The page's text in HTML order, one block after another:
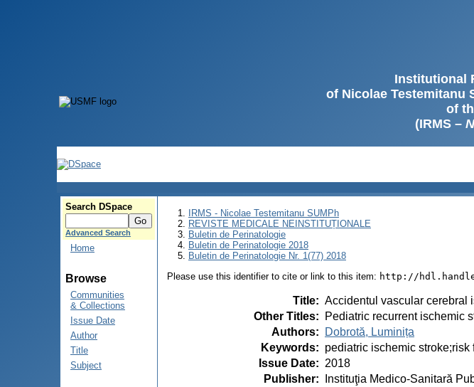
Institutional
of Nicolae Testemitanu
of
(IRMS –
Search DSpace
Advanced Search
Home
Browse
Communities
& Collections
Issue Date
Author
Title
Subject
IRMS - Nicolae Testemitanu SUMPh
REVISTE MEDICALE NEINSTITUȚIONALE
Buletin de Perinatologie
Buletin de Perinatologie 2018
Buletin de Perinatologie Nr. 1(77) 2018
Please use this identifier to cite or link to this item: http://
Title: Accidentul vascular cerebral
Other Titles:
Pediatric recurrent ischemic
Authors:
Dobrotă, Luminița
Keywords: pediatric ischemic stroke;risk
Issue Date: 2018
Publisher:
Instituţia Medico-Sanitară